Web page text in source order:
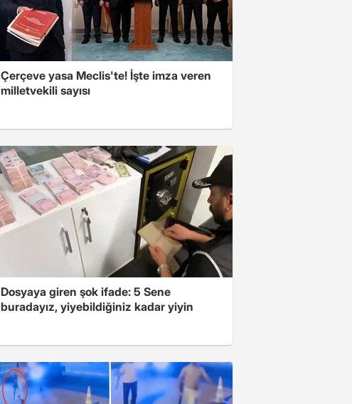
Çerçeve yasa Meclis'te! İşte imza veren
milletvekili sayısı
Dosyaya giren şok ifade: 5 Sene
buradayız, yiyebildiğiniz kadar yiyin